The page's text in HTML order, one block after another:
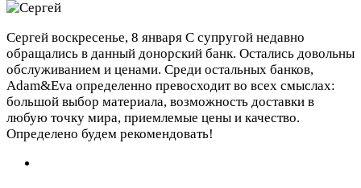
Сергей воскресенье, 8 января С супругой недавно
обращались в данный донорский банк. Остались довольны
обслуживанием и ценами. Среди остальных банков,
Adam&Eva определенно превосходит во всех смыслах:
большой выбор материала, возможность доставки в
любую точку мира, приемлемые цены и качество.
Определено будем рекомендовать!